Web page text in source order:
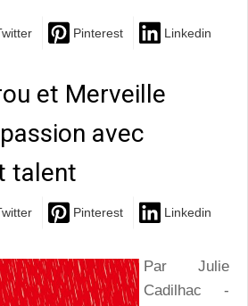
Pinterest Linkedin
et Merveille
avec
talent
Pinterest Linkedin
Par Julie
Cadilhac -